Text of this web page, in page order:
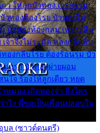
ว ให้ลูกบัวทอง เวรกรรม
วทองต้องโรย บัวทองไม่
บัวทองท้องกลม เพราะลืม
จ้าจึงไม่ระมัด หลงกลิ่นลิ้น
องกลีบโรย ต้องร้อนรุม บัว
อุรา บัวทองผ่ายผอม
ใจ ร้องไห้ลูกเดียว หยุด
หมอง เถิดทองจ๋า ถึงใคร
าไง พี่ขอเป็นเพื่อนปลอบใจ
บล (ซาวด์ดนตรี)